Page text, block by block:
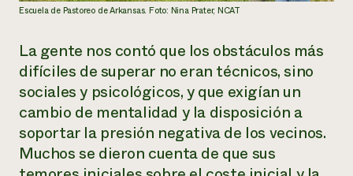
Escuela de Pastoreo de Arkansas. Foto: Nina Prater, NCAT
La gente nos contó que los obstáculos más
difíciles de superar no eran técnicos, sino
sociales y psicológicos, y que exigían un
cambio de mentalidad y la disposición a
soportar la presión negativa de los vecinos.
Muchos se dieron cuenta de que sus